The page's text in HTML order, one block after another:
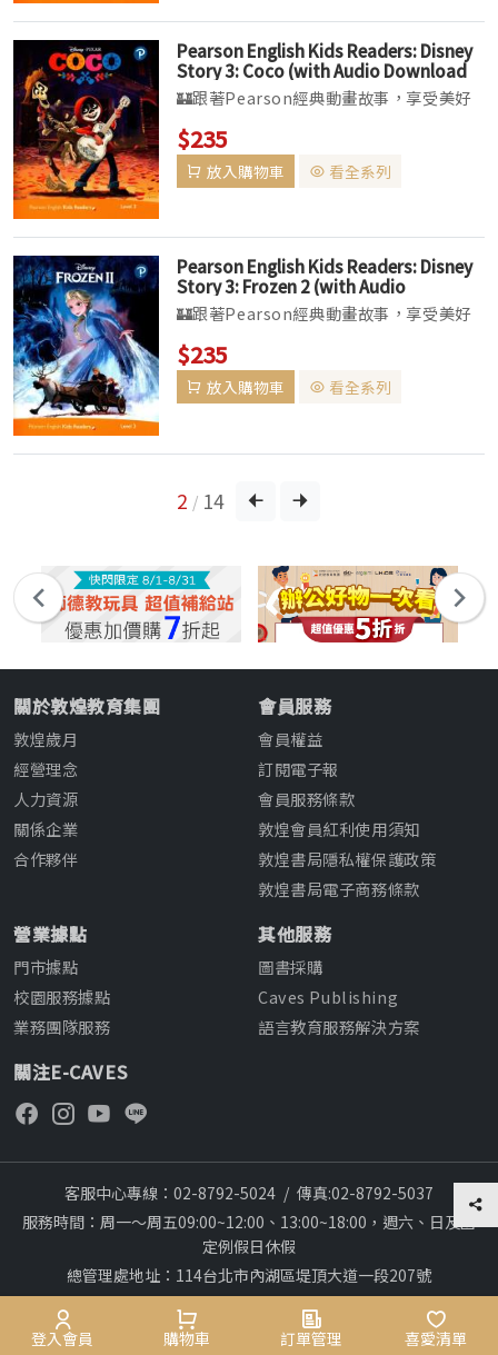
Pearson English Kids Readers: Disney
Story 3: Coco (with Audio Download
Access Code) (American English)
🏰跟著Pearson經典動畫故事，享受美好
的「悅」讀時光▌讀本以精密、有系統的文
法、詞彙及文章結構幫助孩子學習英語，並
提供清晰指引，方便按年齡或程度挑選合適
$235
放入購物車 看全系列
Pearson English Kids Readers: Disney
Story 3: Frozen 2 (with Audio
Download Access Code) (American
English)
🏰跟著Pearson經典動畫故事，享受美好
的「悅」讀時光▌讀本以精密、有系統的文
法、詞彙及文章結構幫助孩子學習英語，並
提供清晰指引，方便按年齡或程度挑選合適
$235
放入購物車 看全系列
2 / 14
關於敦煌教育集團
敦煌歲月
經營理念
人力資源
關係企業
合作夥伴
會員服務
會員權益
訂閱電子報
會員服務條款
敦煌會員紅利使用須知
敦煌書局隱私權保護政策
敦煌書局電子商務條款
營業據點
門市據點
校園服務據點
業務團隊服務
其他服務
圖書採購
Caves Publishing
語言教育服務解決方案
關注E-CAVES
客服中心專線：02-8792-5024 / 傳真:02-8792-5037
服務時間：周一～周五09:00~12:00、13:00~18:00，週六、日及國
定例假日休假
總管理處地址：114台北市內湖區堤頂大道一段207號
本網站建議採用chrome瀏覽器,瀏覽更順暢
Copyright © 2012~All rights reserved
登入會員 購物車 訂單管理 喜愛清單